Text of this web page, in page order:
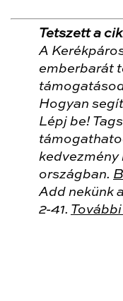
Tetszett a
A
emberbarát
Hogyan
Lépj be!
kedvezmény
országban.
Add nekünk
2-41.